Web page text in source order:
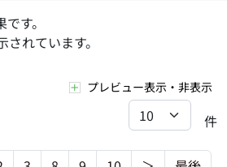
す。
れています。
プレビュー表示・非表示
件